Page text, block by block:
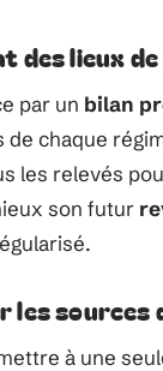
des lieux
par un bilan
de chaque
les relevés
son futur
les sources
à une